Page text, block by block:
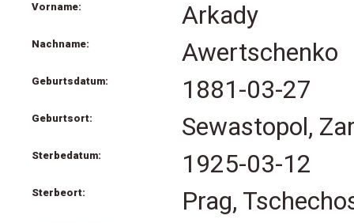
Vorname: Arkady
Nachname: Awertschenko
Geburtsdatum: 1881-03-27
Geburtsort: Sewastopol,
Sterbedatum: 1925-03-12
Sterbeort: Prag,